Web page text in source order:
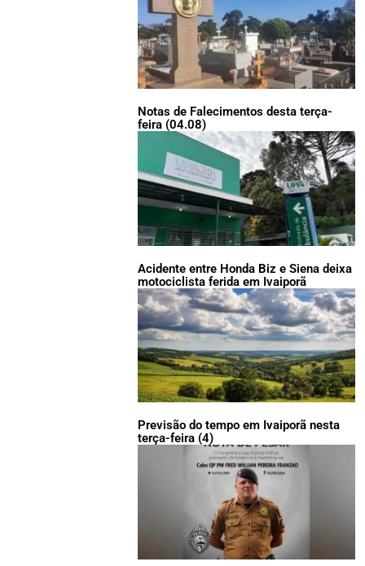
Notas de Falecimentos desta terça-
feira (04.08)
Acidente entre Honda Biz e Siena deixa
motociclista ferida em Ivaiporã
Previsão do tempo em Ivaiporã nesta
terça-feira (4)